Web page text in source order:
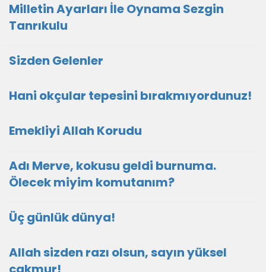
Milletin Ayarları İle Oynama Sezgin
Tanrıkulu
Sizden Gelenler
Hani okçular tepesini bırakmıyordunuz!
Emekliyi Allah Korudu
Adı Merve, kokusu geldi burnuma.
Ölecek miyim komutanım?
Üç günlük dünya!
Allah sizden razı olsun, sayın yüksel